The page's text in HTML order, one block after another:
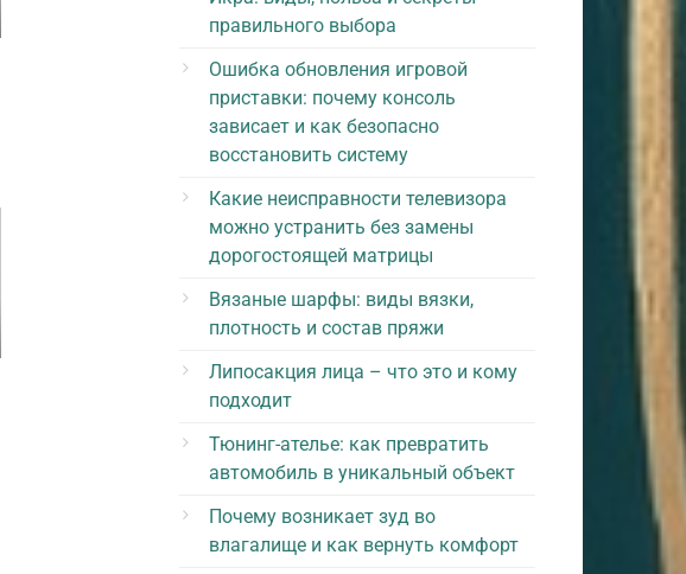
правильного выбора
Ошибка обновления игровой
приставки: почему консоль
зависает и как безопасно
восстановить систему
Какие неисправности телевизора
можно устранить без замены
дорогостоящей матрицы
Вязаные шарфы: виды вязки,
плотность и состав пряжи
Липосакция лица – что это и кому
подходит
Тюнинг-ателье: как превратить
автомобиль в уникальный объект
Почему возникает зуд во
влагалище и как вернуть комфорт